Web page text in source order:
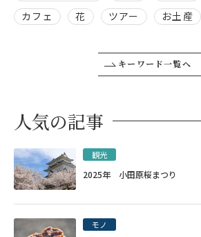
カフェ
花 ツアー お土産
キーワード一覧へ
人気の記事
観光
2025年 小田原桜まつり
モノ